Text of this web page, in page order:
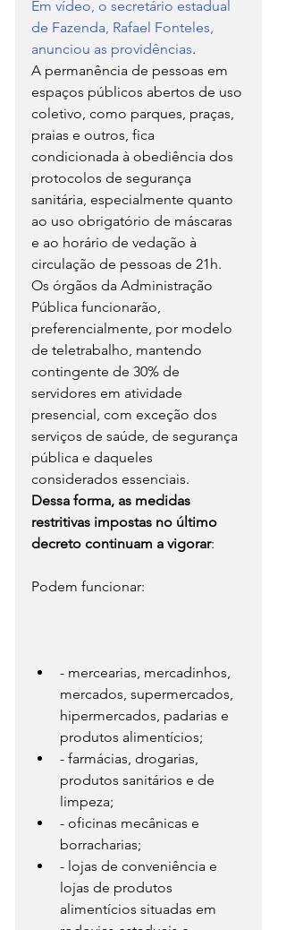
Em vídeo, o secretário estadual
de Fazenda, Rafael Fonteles,
anunciou as providências.
A permanência de pessoas em
espaços públicos abertos de uso
coletivo, como parques, praças,
praias e outros, fica
condicionada à obediência dos
protocolos de segurança
sanitária, especialmente quanto
ao uso obrigatório de máscaras
e ao horário de vedação à
circulação de pessoas de 21h.
Os órgãos da Administração
Pública funcionarão,
preferencialmente, por modelo
de teletrabalho, mantendo
contingente de 30% de
servidores em atividade
presencial, com exceção dos
serviços de saúde, de segurança
pública e daqueles
considerados essenciais.
Dessa forma, as medidas
restritivas impostas no último
decreto continuam a vigorar:
Podem funcionar:
- mercearias, mercadinhos,
mercados, supermercados,
hipermercados, padarias e
produtos alimentícios;
- farmácias, drogarias,
produtos sanitários e de
limpeza;
- oficinas mecânicas e
borracharias;
- lojas de conveniência e
lojas de produtos
alimentícios situadas em